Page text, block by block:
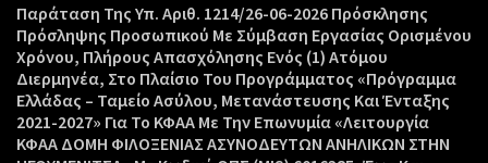
Παράταση Της Υπ. Αριθ. 1214/26-06-2026 Πρόσκλησης
Πρόσληψης Προσωπικού Με Σύμβαση Εργασίας Ορισμένου
Χρόνου, Πλήρους Απασχόλησης Ενός (1) Ατόμου
Διερμηνέα, Στο Πλαίσιο Του Προγράμματος «Πρόγραμμα
Ελλάδας – Ταμείο Ασύλου, Μετανάστευσης Και Ένταξης
2021-2027» Για Το ΚΦΑΑ Με Την Επωνυμία «Λειτουργία
ΚΦΑΑ ΔΟΜΗ ΦΙΛΟΞΕΝΙΑΣ ΑΣΥΝΟΔΕΥΤΩΝ ΑΝΗΛΙΚΩΝ ΣΤΗΝ